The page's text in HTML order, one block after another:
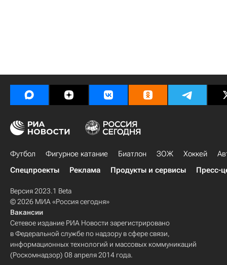
Футбол Фигурное катание Биатлон ЗОЖ Хоккей
Спецпроекты
Реклама Продукты и сервисы Пресс-
Версия 2023.1 Beta
© 2026 МИА «Россия сегодня»
Вакансии
Сетевое издание РИА Новости зарегистрировано
в Федеральной службе по надзору в сфере связи,
информационных технологий и массовых коммуникаций
(Роскомнадзор) 08 апреля 2014 года.